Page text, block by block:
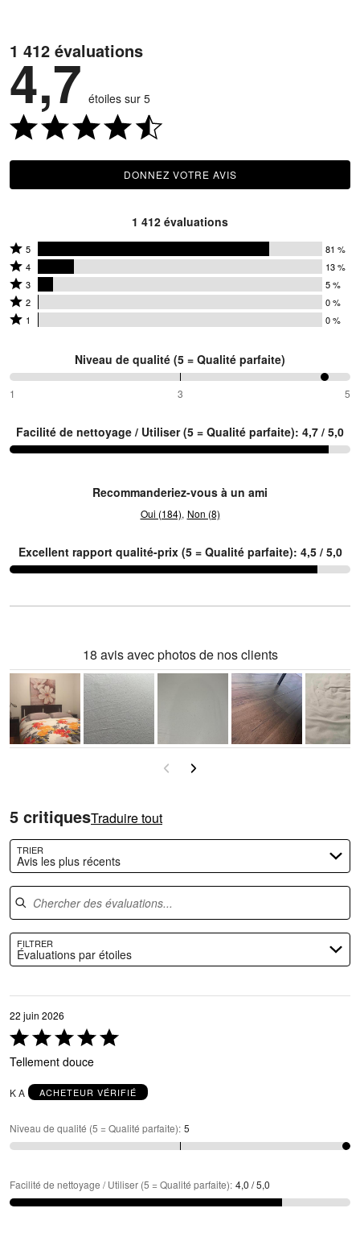
1 412 évaluations
4,7 étoiles sur 5
DONNEZ VOTRE AVIS
1 412 évaluations
Coté
5
étoiles
par
81 %
5 81 %
Coté
4
étoiles
par
évaluateurs
4 13 %
Coté
3
étoiles
des
évaluateurs
3 5 %
Coté
2
0 %
des
2 0 %
Coté
0 % des
évaluateurs
1 0 %
Niveau de qualité (5 = Qualité parfaite)
93 %
entre
et
3
1 3 5
Facilité de nettoyage / Utiliser (5 = Qualité parfaite): 4,7 / 5,0
Recommanderiez-vous à un ami
Oui (184) Non (8)
Excellent rapport qualité-prix (5 = Qualité parfaite): 4,5 / 5,0
18 avis avec photos de nos clients
5 critiquesTraduire tout
TRIER
Avis les plus récents
Chercher des évaluations
FILTRER
Évaluations par étoiles
22 juin 2026
Coté
5 sur
5
Tellement douce
K A ACHETEUR VÉRIFIÉ
Niveau de qualité (5 = Qualité parfaite): 5
Facilité de nettoyage / Utiliser (5 = Qualité parfaite): 4,0 / 5,0